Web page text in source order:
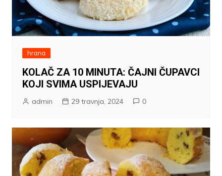
hrana
KOLAČ ZA 10 MINUTA: ČAJNI ČUPAVCI
KOJI SVIMA USPIJEVAJU
admin 29 travnja, 2024 0